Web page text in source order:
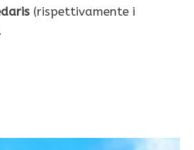
(rispettivamente i